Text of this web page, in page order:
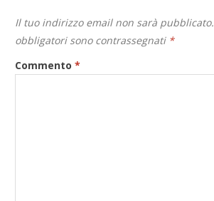
Il tuo indirizzo email non sarà pubblicato.
obbligatori sono contrassegnati *
Commento*